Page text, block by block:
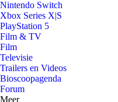
Nintendo Switch
Xbox Series X|S
PlayStation 5
Film & TV
Film
Televisie
Trailers en Videos
Bioscoopagenda
Forum
Meer